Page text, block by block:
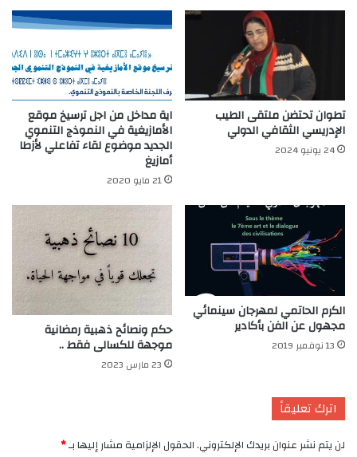
تطوان تحتضن ملتقى الطيب
الإدريسي الثقافي الدولي
24 يونيو 2024
اية مداخل من اجل ترسيخ موقع
الأمازيغية في النموذج التنموي
الجديد موضوع لقاء تفاعلي لأزطا
أمازيغ
21 مايو 2020
الكرم الحاتمي لمهرجان سينمائي
مجهول عن الفن بأكادير
13 نوفمبر 2019
حكم ونصائح ذهبية رمضانية
موجهة للكسالى فقط ..
23 مارس 2023
اترك تعليقاً
لن يتم نشر عنوان بريدك الإلكتروني.الحقول الإلزامية مشار إليها بـ*